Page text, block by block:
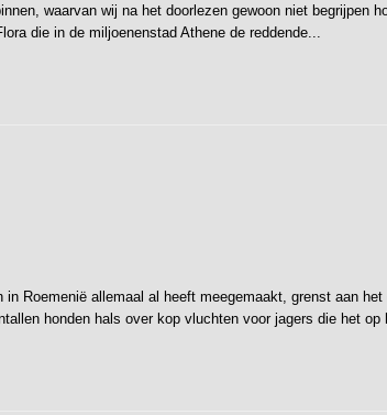
waarvan wij na het doorlezen gewoon niet begrijpen
die in de miljoenenstad Athene de reddende...
Roemenië allemaal al heeft meegemaakt, grenst aan
honden hals over kop vluchten voor jagers die het op